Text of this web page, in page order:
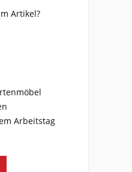
Artikel?
Arbeitstag